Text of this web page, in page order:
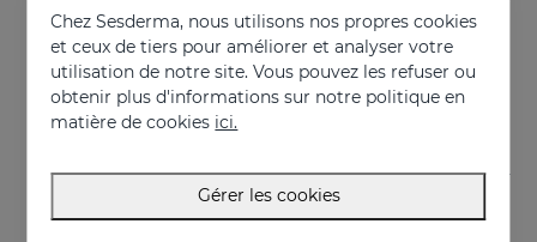
OXYSES Mist
De l’énergie en mouvement
26.95 €
Chez Sesderma, nous utilisons nos propres cookies
et ceux de tiers pour améliorer et analyser votre
utilisation de notre site. Vous pouvez les refuser ou
obtenir plus d'informations sur notre politique en
matière de cookies ici.
Gérer les cookies